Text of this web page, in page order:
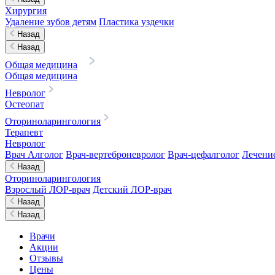
Хирургия
Удаление зубов детям Пластика уздечки
Назад
Назад
Общая медицина
Общая медицина
Невролог
Остеопат
Оториноларингология
Терапевт
Невролог
Врач Алголог Врач-вертеброневролог Врач-цефалголог
Назад
Оториноларингология
Взрослый ЛОР-врач Детский ЛОР-врач
Назад
Назад
Врачи
Акции
Отзывы
Цены